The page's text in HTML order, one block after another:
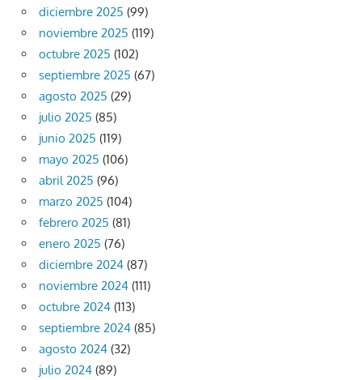
diciembre 2025 (99)
noviembre 2025 (119)
octubre 2025 (102)
septiembre 2025 (67)
agosto 2025 (29)
julio 2025 (85)
junio 2025 (119)
mayo 2025 (106)
abril 2025 (96)
marzo 2025 (104)
febrero 2025 (81)
enero 2025 (76)
diciembre 2024 (87)
noviembre 2024 (111)
octubre 2024 (113)
septiembre 2024 (85)
agosto 2024 (32)
julio 2024 (89)